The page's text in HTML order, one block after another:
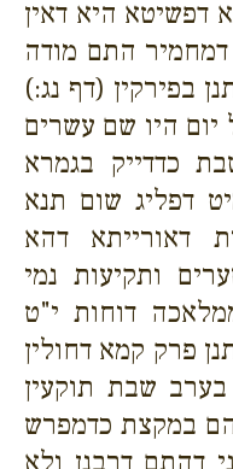
היא דאין
התם מודה
בפירקין (דף נג:)
היו שם עשרים
כדדייק בגמרא
דפליג שום תנא
דאורייתא דהא
ותקיעות נמי
דוחות י"ט
פרק קמא דחולין
שבת תוקעין
במקצת כדמפרש